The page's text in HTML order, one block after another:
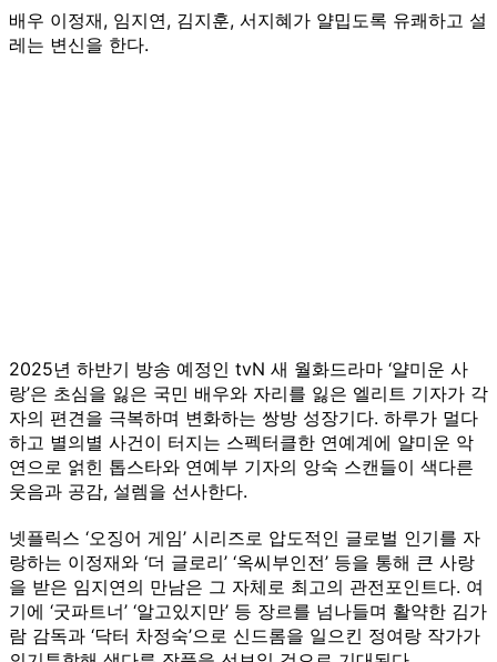
배우 이정재, 임지연, 김지훈, 서지혜가 얄밉도록 유쾌하고 설
레는 변신을 한다.
2025년 하반기 방송 예정인 tvN 새 월화드라마 ‘얄미운 사
랑’은 초심을 잃은 국민 배우와 자리를 잃은 엘리트 기자가 각
자의 편견을 극복하며 변화하는 쌍방 성장기다. 하루가 멀다
하고 별의별 사건이 터지는 스펙터클한 연예계에 얄미운 악
연으로 얽힌 톱스타와 연예부 기자의 앙숙 스캔들이 색다른
웃음과 공감, 설렘을 선사한다.
넷플릭스 ‘오징어 게임’ 시리즈로 압도적인 글로벌 인기를 자
랑하는 이정재와 ‘더 글로리’ ‘옥씨부인전’ 등을 통해 큰 사랑
을 받은 임지연의 만남은 그 자체로 최고의 관전포인트다. 여
기에 ‘굿파트너’ ‘알고있지만’ 등 장르를 넘나들며 활약한 김가
람 감독과 ‘닥터 차정숙’으로 신드롬을 일으킨 정여랑 작가가